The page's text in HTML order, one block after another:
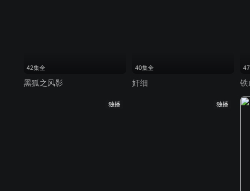
42集全
黑狐之风影
40集全
奸细 铁
独播 独播